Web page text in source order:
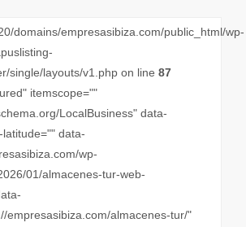
domains/empresasibiza.com/public_html/wp-
single/layouts/v1.php on line 87
itemscope=""
LocalBusiness" data-
data-
wp-
01/almacenes-tur-web-
empresasibiza.com/almacenes-tur/"